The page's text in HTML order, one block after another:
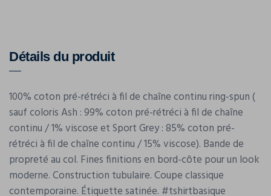
Détails du produit
100% coton pré-rétréci à fil de chaîne continu ring-spun (
sauf coloris Ash : 99% coton pré-rétréci à fil de chaîne
continu / 1% viscose et Sport Grey : 85% coton pré-
rétréci à fil de chaîne continu / 15% viscose). Bande de
propreté au col. Fines finitions en bord-côte pour un look
moderne. Construction tubulaire. Coupe classique
contemporaine. Étiquette satinée. #tshirtbasique